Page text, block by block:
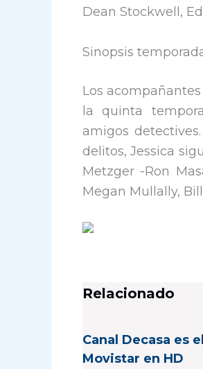
Dean Stockwell,
Sinopsis
Los
la quinta
amigos
delitos, Jessica
Metzger -Ron
Megan Mullally,
Relacionado
Canal Decasa es
Movistar en HD